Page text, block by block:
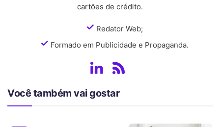
cartões de crédito.
Redator Web;
Formado em Publicidade e Propaganda.
Você também vai gostar